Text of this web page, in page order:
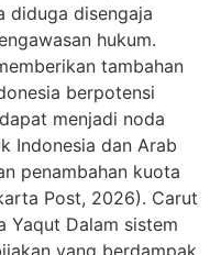
diduga disengaja
hukum.
tambahan
berpotensi
menjadi noda
Indonesia dan Arab
penambahan kuota
Post, 2026). Carut
Yaqut Dalam sistem
yang berdampak